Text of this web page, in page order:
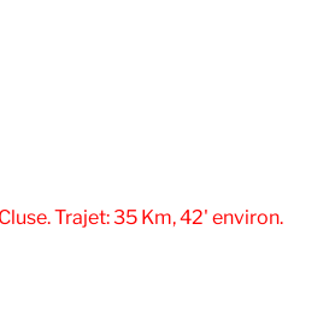
Trajet: 35 Km, 42' environ.